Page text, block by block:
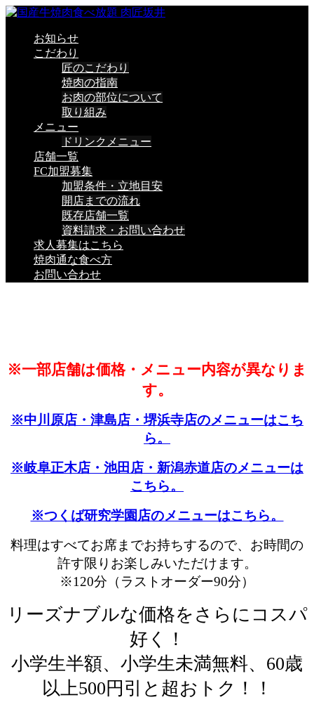
お知らせ
こだわり
匠のこだわり
焼肉の指南
お肉の部位について
取り組み
メニュー
ドリンクメニュー
店舗一覧
FC加盟募集
加盟条件・立地目安
開店までの流れ
既存店舗一覧
資料請求・お問い合わせ
求人募集はこちら
焼肉通な食べ方
お問い合わせ
※一部店舗は価格・メニュー内容が異なりま
す。
※中川原店・津島店・堺浜寺店のメニューはこち
ら。
※岐阜正木店・池田店・新潟赤道店のメニューは
こちら。
※つくば研究学園店のメニューはこちら。
料理はすべてお席までお持ちするので、お時間の
許す限りお楽しみいただけます。
※120分（ラストオーダー90分）
リーズナブルな価格をさらにコスパ
好く！
小学生半額、小学生未満無料、60歳
以上500円引と超おトク！！